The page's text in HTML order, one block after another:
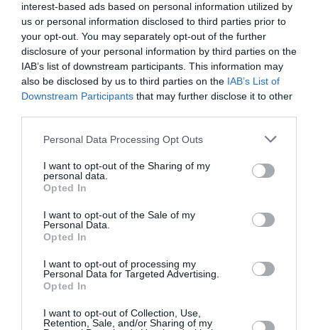
interest-based ads based on personal information utilized by
us or personal information disclosed to third parties prior to
your opt-out. You may separately opt-out of the further
disclosure of your personal information by third parties on the
IAB’s list of downstream participants. This information may
also be disclosed by us to third parties on the IAB’s List of
Downstream Participants that may further disclose it to other
Personal Data Processing Opt Outs
I want to opt-out of the Sharing of my
personal data.
Opted In
I want to opt-out of the Sale of my
Personal Data.
Opted In
I want to opt-out of processing my
Personal Data for Targeted Advertising.
Opted In
I want to opt-out of Collection, Use,
Retention, Sale, and/or Sharing of my
19 h 23 sans escale : le Boeing 777F de National
Airlines relie l’Écosse à l’Australie
Badissi novembria commenté l'article :
Nice–Corse : ces vols électriques qui se profilent à
l’horizon 2030
histoire de l'aviation
CIEL : ROGER SOMMER
PERMET LE SACRE...